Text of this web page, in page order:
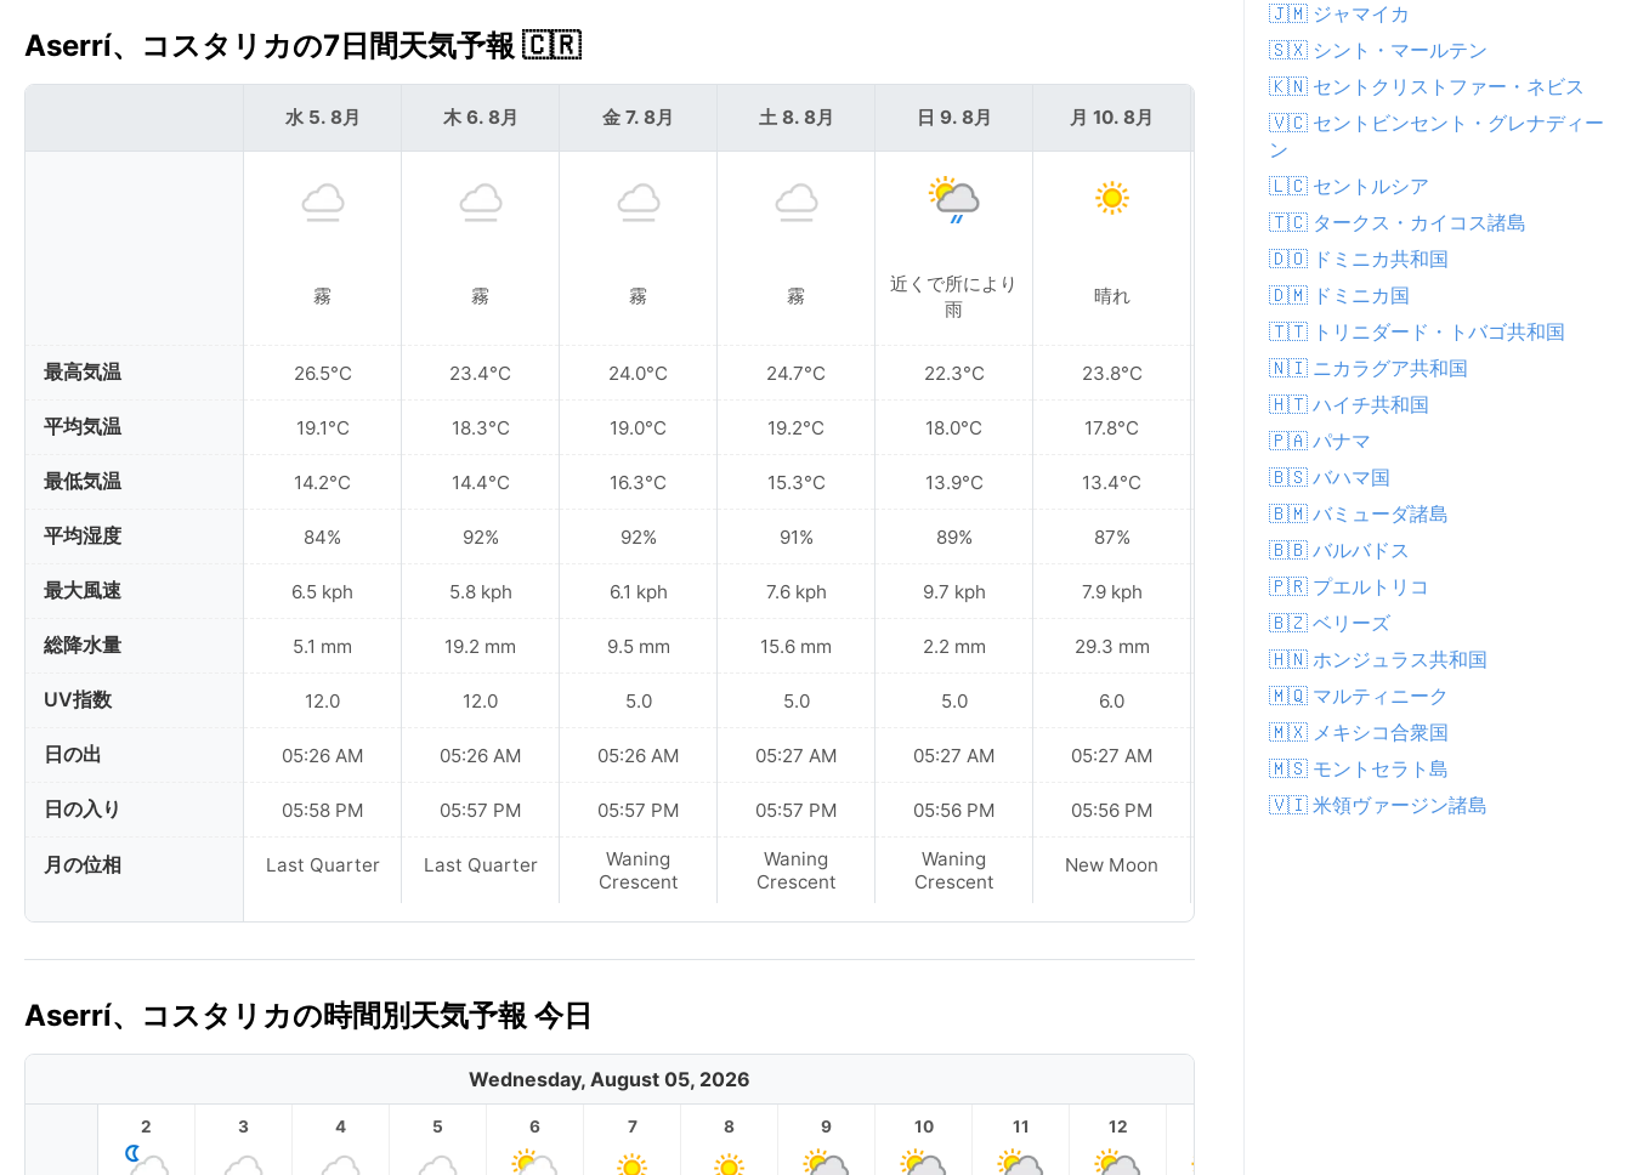
Aserrí、コスタリカの7日間天気予報 🇨🇷
最高気温
平均気温
最低気温
平均湿度
最大風速
総降水量
UV指数
日の出
日の入り
月の位相
水 5. 8月
霧
26.5°C
19.1°C
14.2°C
84%
6.5 kph
5.1 mm
12.0
05:26 AM
05:58 PM
Last Quarter
木 6. 8月
霧
23.4°C
18.3°C
14.4°C
92%
5.8 kph
19.2 mm
12.0
05:26 AM
05:57 PM
Last Quarter
金 7. 8月
霧
24.0°C
19.0°C
16.3°C
92%
6.1 kph
9.5 mm
5.0
05:26 AM
05:57 PM
Waning
Crescent
土 8. 8月
霧
24.7°C
19.2°C
15.3°C
91%
7.6 kph
15.6 mm
5.0
05:27 AM
05:57 PM
Waning
Crescent
日 9. 8月
近くで所により
雨
22.3°C
18.0°C
13.9°C
89%
9.7 kph
2.2 mm
5.0
05:27 AM
05:56 PM
Waning
Crescent
月 10. 8月
晴れ
23.8°C
17.8°C
13.4°C
87%
7.9 kph
29.3 mm
6.0
05:27 AM
05:56 PM
New Moon
火 11. 8月
霧
25.7°C
19.4°C
14.3°C
84%
9.0 kph
4.5 mm
7.0
05:27 AM
05:55 PM
Aserrí、コスタリカの時間別天気予報 今日
Wednesday, August 05, 2026
2 3 4 5 6 7 8 9 10 11 12
🇯🇲 ジャマイカ
🇸🇽 シント・マールテン
🇰🇳 セントクリストファー・ネビス
🇻🇨 セントビンセント・グレナディー
ン
🇱🇨 セントルシア
🇹🇨 タークス・カイコス諸島
🇩🇴 ドミニカ共和国
🇩🇲 ドミニカ国
🇹🇹 トリニダード・トバゴ共和国
🇳🇮 ニカラグア共和国
🇭🇹 ハイチ共和国
🇵🇦 パナマ
🇧🇸 バハマ国
🇧🇲 バミューダ諸島
🇧🇧 バルバドス
🇵🇷 プエルトリコ
🇧🇿 ベリーズ
🇭🇳 ホンジュラス共和国
🇲🇶 マルティニーク
🇲🇽 メキシコ合衆国
🇲🇸 モントセラト島
🇻🇮 米領ヴァージン諸島